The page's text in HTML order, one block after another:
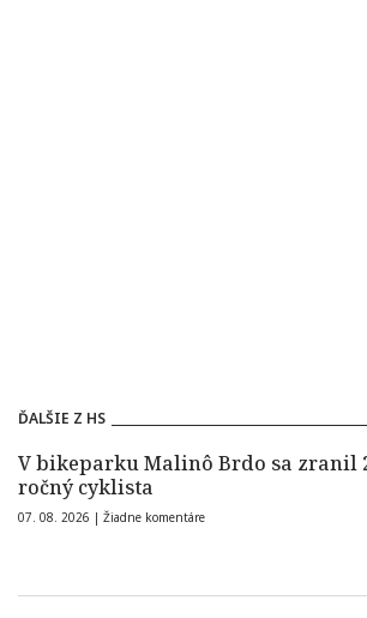
ĎALŠIE Z HS
V bikeparku Malinô Brdo sa zranil
ročný cyklista
07. 08. 2026 | Žiadne komentáre